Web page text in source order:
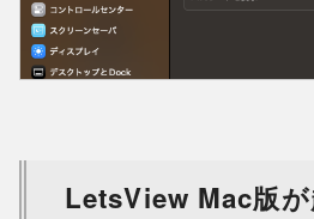
LetsView Mac版が